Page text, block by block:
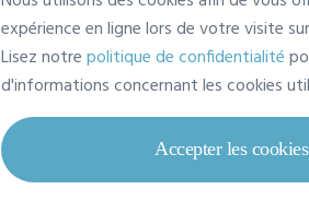
Caractéristiques
expérience en ligne lors de votre visite
Lisez notrepolitique de confidentialité
d'informations concernant les cookies
Accepter les cookies